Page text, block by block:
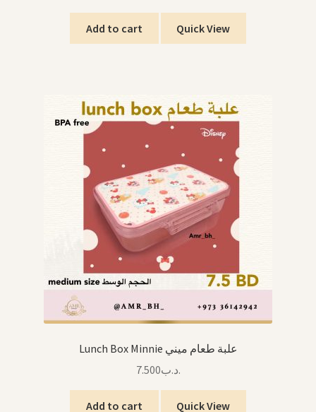
Add to cart Quick View
Lunch Box Minnie علبة طعام ميني
.د.ب7.500
Add to cart Quick View